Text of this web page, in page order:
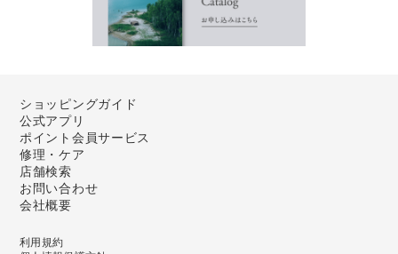
ショッピングガイド
公式アプリ
ポイント会員サービス
修理・ケア
店舗検索
お問い合わせ
会社概要
利用規約